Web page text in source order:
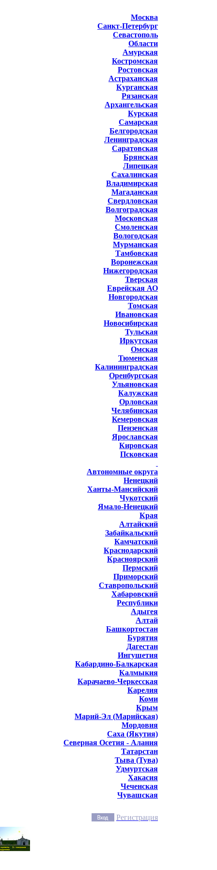
Москва
Санкт-Петербург
Севастополь
Области
Амурская
Костромская
Ростовская
Астраханская
Курганская
Рязанская
Архангельская
Курская
Самарская
Белгородская
Ленинградская
Саратовская
Брянская
Липецкая
Сахалинская
Владимирская
Магаданская
Свердловская
Волгоградская
Московская
Смоленская
Вологодская
Мурманская
Тамбовская
Воронежская
Нижегородская
Тверская
Еврейская АО
Новгородская
Томская
Ивановская
Новосибирская
Тульская
Иркутская
Омская
Тюменская
Калининградская
Оренбургская
Ульяновская
Калужская
Орловская
Челябинская
Кемеровская
Пензенская
Ярославская
Кировская
Псковская
Автономные округа
Ненецкий
Ханты-Мансийский
Чукотский
Ямало-Ненецкий
Края
Алтайский
Забайкальский
Камчатский
Краснодарский
Красноярский
Пермский
Приморский
Ставропольский
Хабаровский
Республики
Адыгея
Алтай
Башкортостан
Бурятия
Дагестан
Ингушетия
Кабардино-Балкарская
Калмыкия
Карачаево-Черкесская
Карелия
Коми
Крым
Марий-Эл (Марийская)
Мордовия
Саха (Якутия)
Северная Осетия - Алания
Татарстан
Тыва (Тува)
Удмуртская
Хакасия
Чеченская
Чувашская
Регистрация